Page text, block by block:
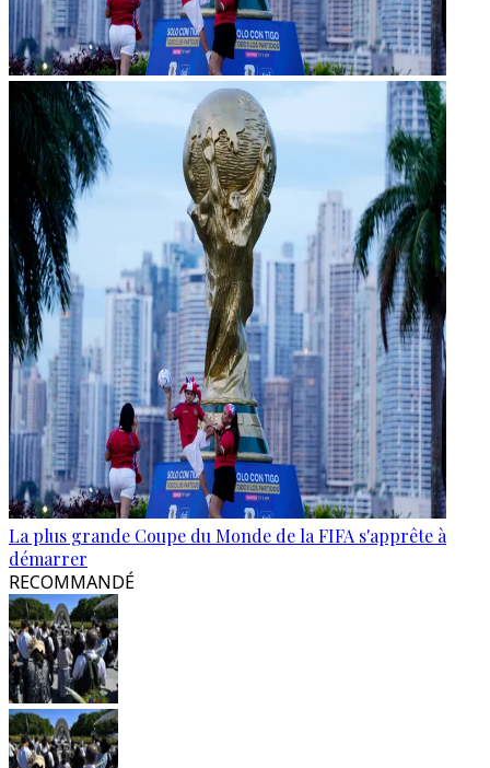
La plus grande Coupe du Monde de la FIFA s'apprête à
démarrer
RECOMMANDÉ